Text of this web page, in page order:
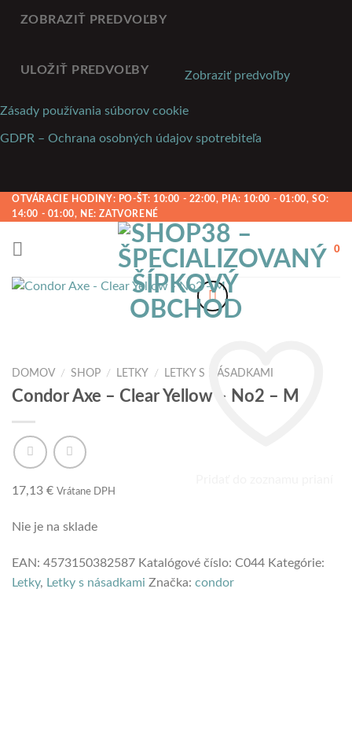
ZOBRAZIŤ PREDVOĽBY
ULOŽIŤ PREDVOĽBY Zobraziť predvoľby
Zásady používania súborov cookie
GDPR – Ochrana osobných údajov spotrebiteľa
Preskočiť
na
obsah
OTVÁRACIE HODINY: PO-ŠT: 10:00 - 22:00, PIA: 10:00 - 01:00, SO:
14:00 - 01:00, NE: ZATVORENÉ
0
DOMOV / SHOP / LETKY / LETKY S NÁSADKAMI
Condor Axe – Clear Yellow – No2 – M
17,13 € Vrátane DPH
Nie je na sklade
EAN: 4573150382587 Katalógové číslo: C044 Kategórie:
Letky, Letky s násadkami Značka: condor